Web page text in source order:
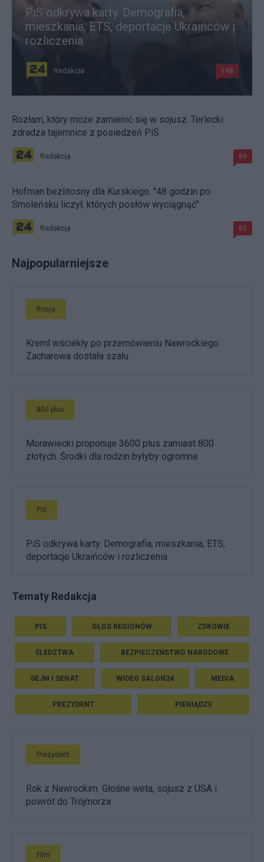
PiS odkrywa karty. Demografia,
mieszkania, ETS, deportacje Ukraińców i
rozliczenia
Redakcja 198
Rozłam, który może zamienić się w sojusz. Terlecki
zdradza tajemnice z posiedzeń PiS
Redakcja 89
Hofman bezlitosny dla Kurskiego. "48 godzin po
Smoleńsku liczył, których posłów wyciągnąć"
Redakcja 85
Najpopularniejsze
Rosja
Kreml wściekły po przemówieniu Nawrockiego.
Zacharowa dostała szału
800 plus
Morawiecki proponuje 3600 plus zamiast 800
złotych. Środki dla rodzin byłyby ogromne
PiS
PiS odkrywa karty. Demografia, mieszkania, ETS,
deportacje Ukraińców i rozliczenia
Tematy Redakcja
PIS GŁOS REGIONÓW ZDROWIE
ŚLEDZTWA BEZPIECZEŃSTWO NARODOWE
SEJM I SENAT WIDEO SALON24 MEDIA
PREZYDENT PIENIĄDZE
Prezydent
Rok z Nawrockim. Głośne weta, sojusz z USA i
powrót do Trójmorza
Film